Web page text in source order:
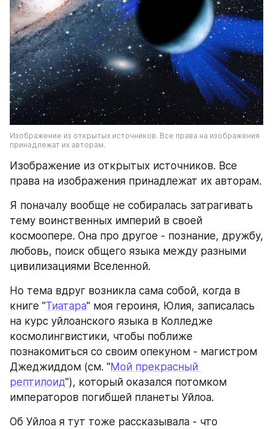
Изображение из открытых источников. Все права на изображения
принадлежат их авторам.
Изображение из открытых источников. Все
права на изображения принадлежат их авторам.
Я поначалу вообще не собиралась затрагивать
тему воинственных империй в своей
космоопере. Она про другое - познание, дружбу,
любовь, поиск общего языка между разными
цивилизациями Вселенной.
Но тема вдруг возникла сама собой, когда в
книге "Тиатара" моя героиня, Юлия, записалась
на курс уйлоанского языка в Колледже
космолингвистики, чтобы поближе
познакомиться со своим опекуном - магистром
Джеджиддом (см. "Мой прекрасный
рептилоид"), который оказался потомком
императоров погибшей планеты Уйлоа.
Об Уйлоа я тут тоже рассказывала - что